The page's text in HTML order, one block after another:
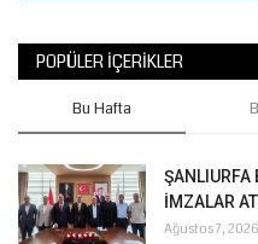
POPÜLER İÇERIKLER
Bu Hafta
ŞANLIURFA
İMZALAR
Ağustos 7, 2026